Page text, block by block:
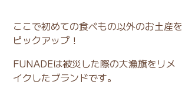
ここで初めての食べもの以外のお土産を
ピックアップ！
FUNADEは被災した際の大漁旗をリメ
イクしたブランドです。